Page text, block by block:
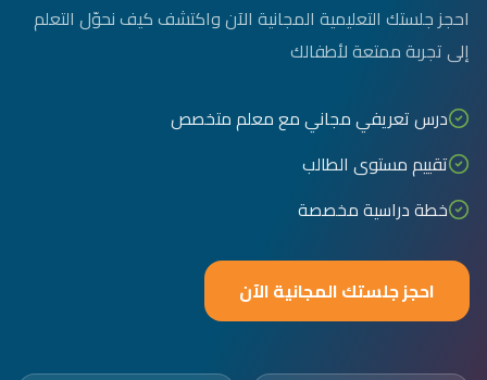
احجز جلستك التعليمية المجانية الآن واكتشف كيف نحوّل التعلم
إلى تجربة ممتعة لأطفالك
درس تعريفي مجاني مع معلم متخصص
تقييم مستوى الطالب
خطة دراسية مخصصة
احجز جلستك المجانية الآن